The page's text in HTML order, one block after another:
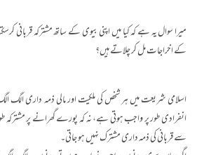
میرا سوال یہ ہے کہ کیا میں اپنی بیوی کے ساتھ مشترکہ قربانی
کے اخراجات مل کر چلاتے ہیں؟
اسلامی شریعت میں ہر شخص کی ملکیت اور مالی ذمہ داری الگ
انفرادی طور پر واجب ہوتی ہے، نہ کہ پورے گھرانے پر مشترکہ
سے قربانی کی ذمہ داری مشترک نہیں ہو جاتی۔